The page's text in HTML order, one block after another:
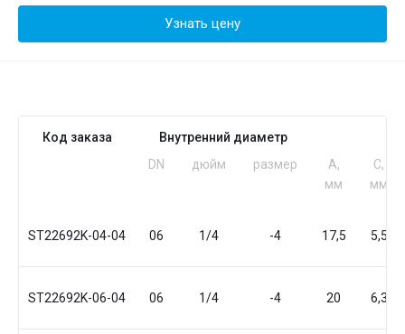
Узнать цену
Код заказа Внутренний диаметр
DN
дюйм размер
A,
мм
C,
мм
ST22692K-04-04 06 1/4 -4 17,5 5,5
ST22692K-06-04 06 1/4 -4 20 6,3